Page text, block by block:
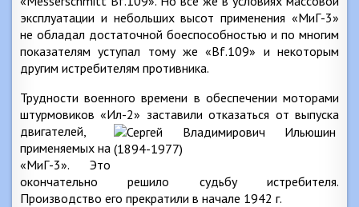
эксплуатации и небольших высот применения «МиГ-3»
не обладал достаточной боеспособностью и по многим
показателям уступал тому же «Bf.109» и некоторым
другим истребителям противника.
Трудности военного времени в обеспечении моторами
штурмовиков «Ил-2» заставили отказаться от выпуска
двигателей,
применяемых на
«МиГ-3». Это
окончательно решило судьбу истребителя.
Производство его прекратили в начале 1942 г.